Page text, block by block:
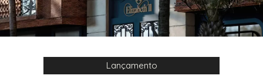
Lançamento